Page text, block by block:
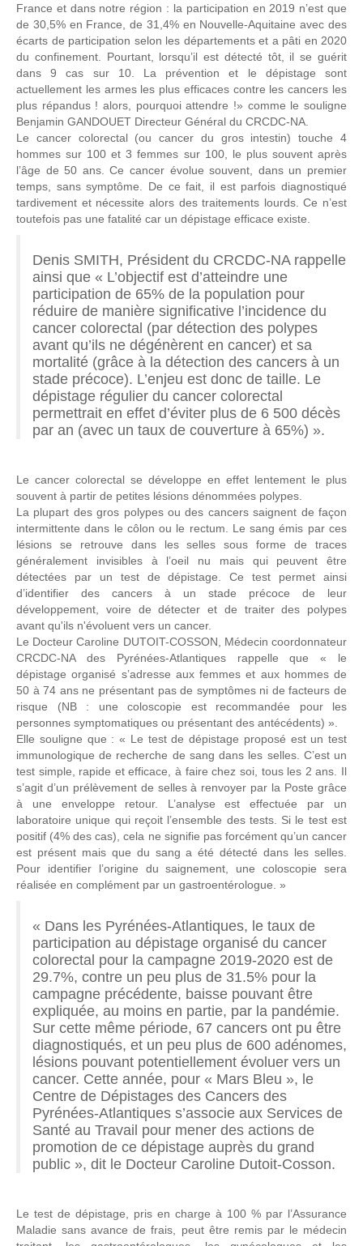
France et dans notre région : la participation en 2019 n’est que
de 30,5% en France, de 31,4% en Nouvelle-Aquitaine avec des
écarts de participation selon les départements et a pâti en 2020
du confinement. Pourtant, lorsqu’il est détecté tôt, il se guérit
dans 9 cas sur 10. La prévention et le dépistage sont
actuellement les armes les plus efficaces contre les cancers les
plus répandus ! alors, pourquoi attendre !» comme le souligne
Benjamin GANDOUET Directeur Général du CRCDC-NA.
Le cancer colorectal (ou cancer du gros intestin) touche 4
hommes sur 100 et 3 femmes sur 100, le plus souvent après
l’âge de 50 ans. Ce cancer évolue souvent, dans un premier
temps, sans symptôme. De ce fait, il est parfois diagnostiqué
tardivement et nécessite alors des traitements lourds. Ce n’est
toutefois pas une fatalité car un dépistage efficace existe.
Denis SMITH, Président du CRCDC-NA rappelle
ainsi que « L’objectif est d’atteindre une
participation de 65% de la population pour
réduire de manière significative l’incidence du
cancer colorectal (par détection des polypes
avant qu’ils ne dégénèrent en cancer) et sa
mortalité (grâce à la détection des cancers à un
stade précoce). L’enjeu est donc de taille. Le
dépistage régulier du cancer colorectal
permettrait en effet d’éviter plus de 6 500 décès
par an (avec un taux de couverture à 65%) ».
Le cancer colorectal se développe en effet lentement le plus
souvent à partir de petites lésions dénommées polypes.
La plupart des gros polypes ou des cancers saignent de façon
intermittente dans le côlon ou le rectum. Le sang émis par ces
lésions se retrouve dans les selles sous forme de traces
généralement invisibles à l’oeil nu mais qui peuvent être
détectées par un test de dépistage. Ce test permet ainsi
d’identifier des cancers à un stade précoce de leur
développement, voire de détecter et de traiter des polypes
avant qu'ils n'évoluent vers un cancer.
Le Docteur Caroline DUTOIT-COSSON, Médecin coordonnateur
CRCDC-NA des Pyrénées-Atlantiques rappelle que « le
dépistage organisé s’adresse aux femmes et aux hommes de
50 à 74 ans ne présentant pas de symptômes ni de facteurs de
risque (NB : une coloscopie est recommandée pour les
personnes symptomatiques ou présentant des antécédents) ».
Elle souligne que : « Le test de dépistage proposé est un test
immunologique de recherche de sang dans les selles. C’est un
test simple, rapide et efficace, à faire chez soi, tous les 2 ans. Il
s’agit d’un prélèvement de selles à renvoyer par la Poste grâce
à une enveloppe retour. L’analyse est effectuée par un
laboratoire unique qui reçoit l’ensemble des tests. Si le test est
positif (4% des cas), cela ne signifie pas forcément qu’un cancer
est présent mais que du sang a été détecté dans les selles.
Pour identifier l’origine du saignement, une coloscopie sera
réalisée en complément par un gastroentérologue. »
« Dans les Pyrénées-Atlantiques, le taux de
participation au dépistage organisé du cancer
colorectal pour la campagne 2019-2020 est de
29.7%, contre un peu plus de 31.5% pour la
campagne précédente, baisse pouvant être
expliquée, au moins en partie, par la pandémie.
Sur cette même période, 67 cancers ont pu être
diagnostiqués, et un peu plus de 600 adénomes,
lésions pouvant potentiellement évoluer vers un
cancer. Cette année, pour « Mars Bleu », le
Centre de Dépistages des Cancers des
Pyrénées-Atlantiques s’associe aux Services de
Santé au Travail pour mener des actions de
promotion de ce dépistage auprès du grand
public », dit le Docteur Caroline Dutoit-Cosson.
Le test de dépistage, pris en charge à 100 % par l’Assurance
Maladie sans avance de frais, peut être remis par le médecin